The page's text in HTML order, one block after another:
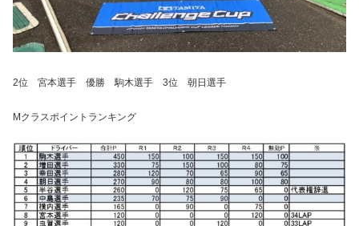
2位 宮本選手 優勝 駒木選手 3位 朝日選手
Mクラスポイントランキング